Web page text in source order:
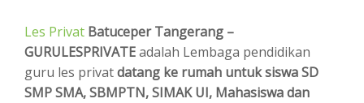
Les Privat Batuceper Tangerang –
GURULESPRIVATEadalah Lembaga pendidikan
guru les privatdatang ke rumah untuk siswa SD
SMP SMA, SBMPTN, SIMAK UI, Mahasiswa dan